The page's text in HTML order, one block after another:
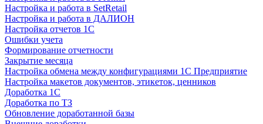
Настройка и работа в SetRetail
Настройка и работа в ДАЛИОН
Настройка отчетов 1С
Ошибки учета
Формирование отчетности
Закрытие месяца
Настройка обмена между конфигурациями 1С Предприятие
Настройка макетов документов, этикеток, ценников
Доработка 1С
Доработка по ТЗ
Обновление доработанной базы